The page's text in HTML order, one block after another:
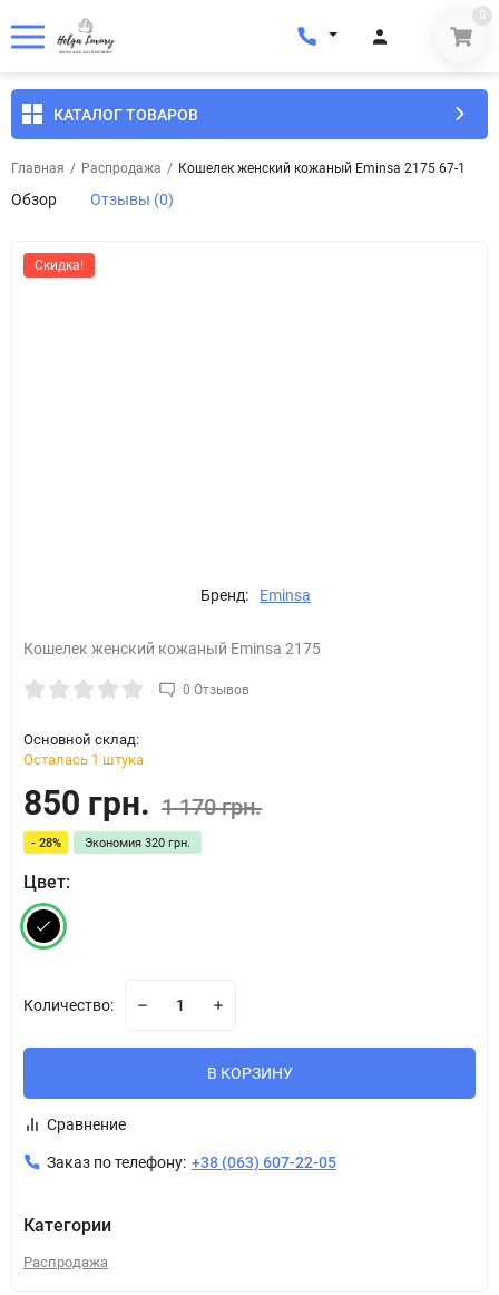
0
КАТАЛОГ ТОВАРОВ
Главная / Распродажа / Кошелек женский кожаный Eminsa 2175 67-1
Обзор Отзывы (0)
Скидка!
Бренд: Eminsa
Кошелек женский кожаный Eminsa 2175
0 Отзывов
Основной склад:
Осталась 1 штука
850 грн. 1 170 грн.
- 28% Экономия 320 грн.
Цвет:
Количество:
В КОРЗИНУ
Сравнение
Заказ по телефону: +38 (063) 607-22-05
Категории
Распродажа